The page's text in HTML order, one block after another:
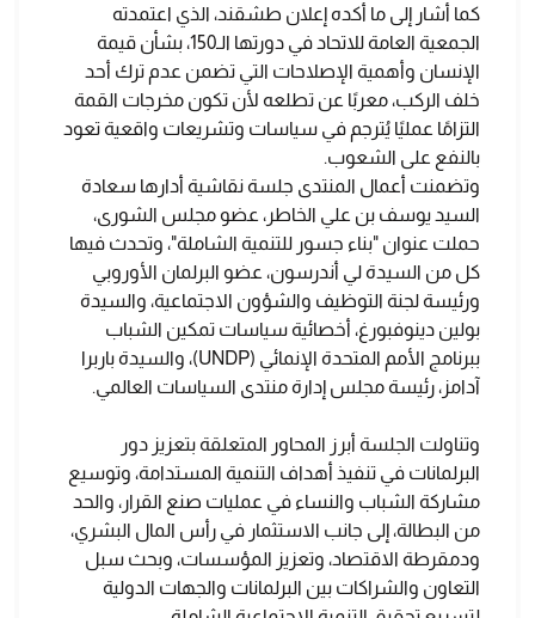
كما أشار إلى ما أكده إعلان طشقند، الذي اعتمدته
الجمعية العامة للاتحاد في دورتها الـ150، بشأن قيمة
الإنسان وأهمية الإصلاحات التي تضمن عدم ترك أحد
خلف الركب، معربًا عن تطلعه لأن تكون مخرجات القمة
التزامًا عمليًا يُترجم في سياسات وتشريعات واقعية تعود
بالنفع على الشعوب.
وتضمنت أعمال المنتدى جلسة نقاشية أدارها سعادة
السيد يوسف بن علي الخاطر، عضو مجلس الشورى،
حملت عنوان "بناء جسور للتنمية الشاملة"، وتحدث فيها
كل من السيدة لي أندرسون، عضو البرلمان الأوروبي
ورئيسة لجنة التوظيف والشؤون الاجتماعية، والسيدة
بولين دينوفبورغ، أخصائية سياسات تمكين الشباب
ببرنامج الأمم المتحدة الإنمائي (UNDP)، والسيدة باربرا
آدامز، رئيسة مجلس إدارة منتدى السياسات العالمي.
وتناولت الجلسة أبرز المحاور المتعلقة بتعزيز دور
البرلمانات في تنفيذ أهداف التنمية المستدامة، وتوسيع
مشاركة الشباب والنساء في عمليات صنع القرار، والحد
من البطالة، إلى جانب الاستثمار في رأس المال البشري،
ودمقرطة الاقتصاد، وتعزيز المؤسسات، وبحث سبل
التعاون والشراكات بين البرلمانات والجهات الدولية